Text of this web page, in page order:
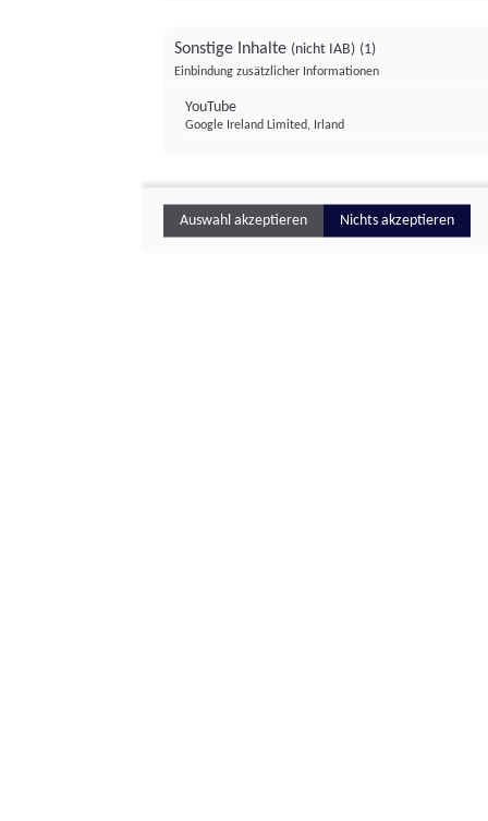
Sonstige Inhalte (nicht IAB) (1)
Einbindung zusätzlicher Informationen
YouTube
Google Ireland Limited, Irland
Auswahl akzeptieren Nichts akzeptieren